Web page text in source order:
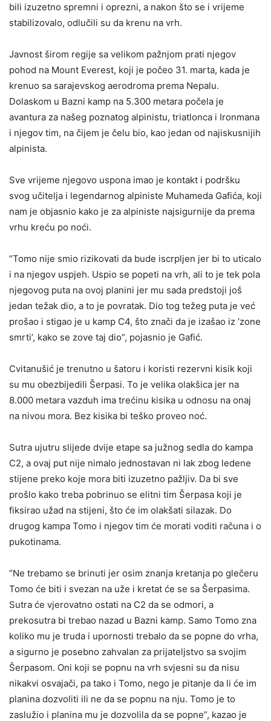
bili izuzetno spremni i oprezni, a nakon što se i vrijeme
stabilizovalo, odlučili su da krenu na vrh.
Javnost širom regije sa velikom pažnjom prati njegov
pohod na Mount Everest, koji je počeo 31. marta, kada je
krenuo sa sarajevskog aerodroma prema Nepalu.
Dolaskom u Bazni kamp na 5.300 metara počela je
avantura za našeg poznatog alpinistu, triatlonca i Ironmana
i njegov tim, na čijem je čelu bio, kao jedan od najiskusnijih
alpinista.
Sve vrijeme njegovo uspona imao je kontakt i podršku
svog učitelja i legendarnog alpiniste Muhameda Gafića, koji
nam je objasnio kako je za alpiniste najsigurnije da prema
vrhu kreću po noći.
“Tomo nije smio rizikovati da bude iscrpljen jer bi to uticalo
i na njegov uspjeh. Uspio se popeti na vrh, ali to je tek pola
njegovog puta na ovoj planini jer mu sada predstoji još
jedan težak dio, a to je povratak. Dio tog težeg puta je već
prošao i stigao je u kamp C4, što znači da je izašao iz ‘zone
smrti’, kako se zove taj dio”, pojasnio je Gafić.
Cvitanušić je trenutno u šatoru i koristi rezervni kisik koji
su mu obezbijedili Šerpasi. To je velika olakšica jer na
8.000 metara vazduh ima trećinu kisika u odnosu na onaj
na nivou mora. Bez kisika bi teško proveo noć.
Sutra ujutru slijede dvije etape sa južnog sedla do kampa
C2, a ovaj put nije nimalo jednostavan ni lak zbog ledene
stijene preko koje mora biti izuzetno pažljiv. Da bi sve
prošlo kako treba pobrinuo se elitni tim Šerpasa koji je
fiksirao užad na stijeni, što će im olakšati silazak. Do
drugog kampa Tomo i njegov tim će morati voditi računa i o
pukotinama.
“Ne trebamo se brinuti jer osim znanja kretanja po glečeru
Tomo će biti i svezan na uže i kretat će se sa Šerpasima.
Sutra će vjerovatno ostati na C2 da se odmori, a
prekosutra bi trebao nazad u Bazni kamp. Samo Tomo zna
koliko mu je truda i upornosti trebalo da se popne do vrha,
a sigurno je posebno zahvalan za prijateljstvo sa svojim
Šerpasom. Oni koji se popnu na vrh svjesni su da nisu
nikakvi osvajači, pa tako i Tomo, nego je pitanje da li će im
planina dozvoliti ili ne da se popnu na nju. Tomo je to
zaslužio i planina mu je dozvolila da se popne”, kazao je